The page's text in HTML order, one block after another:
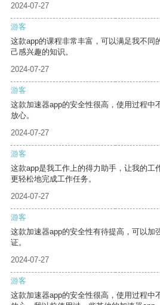
2024-07-27
游客
这款app的课程非常丰富，可以满足我不同
己感兴趣的知识。
2024-07-27
游客
这款加速器app的安全性很高，使用过程中
放心。
2024-07-27
游客
这款app是我工作上的得力助手，让我的工
更轻松地完成工作任务。
2024-07-27
游客
这款加速器app的安全性有待提高，可以加
证。
2024-07-27
游客
这款加速器app的安全性很高，使用过程中